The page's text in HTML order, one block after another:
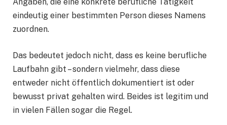
eindeutig einer bestimmten Person dieses Namens
zuordnen.
Das bedeutet jedoch nicht, dass es keine berufliche
Laufbahn gibt – sondern vielmehr, dass diese
entweder nicht öffentlich dokumentiert ist oder
bewusst privat gehalten wird. Beides ist legitim und
in vielen Fällen sogar die Regel.